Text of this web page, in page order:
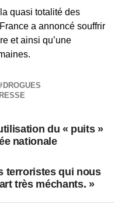
quasi totalité des
a annoncé souffrir
et ainsi qu’une
DROGUES
du « puits »
nationale
terroristes qui nous
très méchants. »